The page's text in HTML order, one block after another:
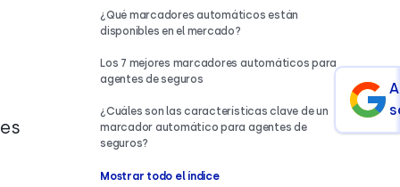
¿Qué marcadores automáticos están
disponibles en el mercado?
Los 7 mejores marcadores automáticos para
agentes de seguros
¿Cuáles son las características clave de un
marcador automático para agentes de
seguros?
Mostrar todo el índice